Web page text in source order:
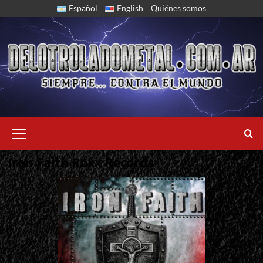
Español English Quiénes somos
Menu
Iron Faith Roxx Records